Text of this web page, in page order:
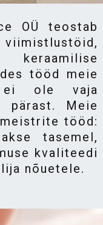
OÜ teostab
keraamilise
tööd meie
ei ole vaja
pärast. Meie
tööd:
tasemel,
kvaliteedi
nõuetele.